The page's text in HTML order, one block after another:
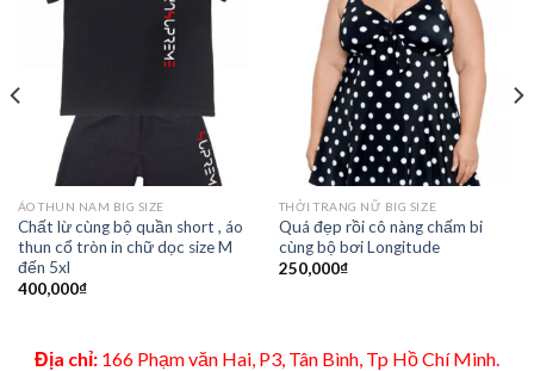
Add to
Wishlist
ÁO THUN NAM BIG SIZE
Chất lừ cùng bộ quần short , áo
thun cổ tròn in chữ dọc size M
đến 5xl
400,000₫
Add to
Wishlist
THỜI TRANG NỮ BIG SIZE
Quá đẹp rồi cô nàng chấm bi
cùng bộ bơi Longitude
250,000₫
Địa chỉ: 166 Phạm văn Hai, P3, Tân Bình, Tp Hồ Chí Minh.